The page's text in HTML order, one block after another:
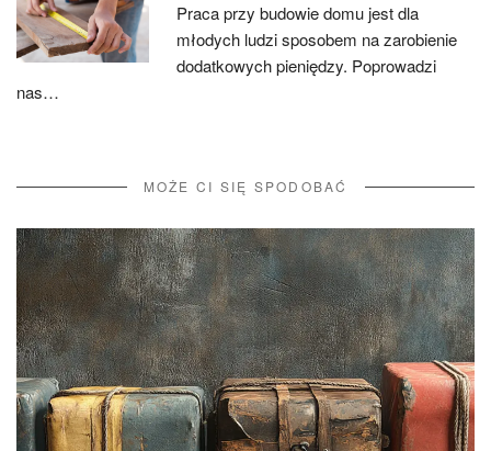
Praca przy budowie domu jest dla
młodych ludzi sposobem na zarobienie
dodatkowych pieniędzy. Poprowadzi
nas…
MOŻE CI SIĘ SPODOBAĆ